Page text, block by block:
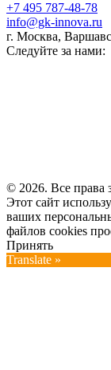
+7 495 787-48-78
info@gk-innova.ru
г. Москва,
Следуйте за нами:
© 2026. Все
Этот сайт
ваших
файлов cookies
Принять
Translate »